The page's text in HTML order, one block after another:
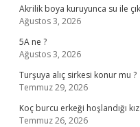
Akrilik boya kuruyunca su ile
Ağustos 3, 2026
5A ne ?
Ağustos 3, 2026
Turşuya alıç sirkesi konur mu ?
Temmuz 29, 2026
Koç burcu erkeği hoşlandığı
Temmuz 26, 2026